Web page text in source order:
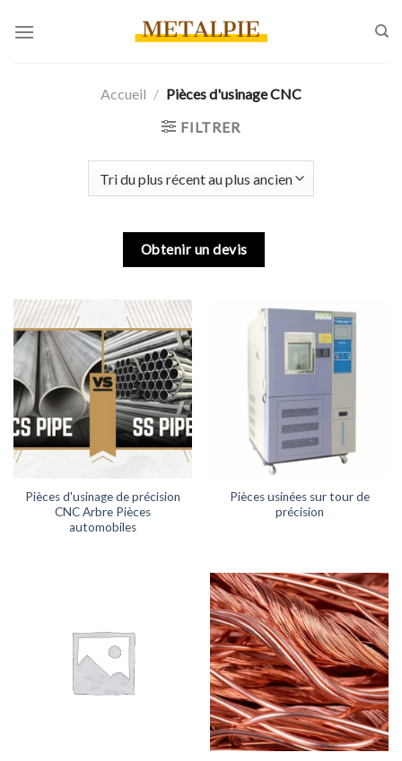
Accueil / Pièces d'usinage CNC
FILTRER
Obtenir un devis
Pièces d'usinage de précision
CNC Arbre Pièces
automobiles
Pièces usinées sur tour de
précision